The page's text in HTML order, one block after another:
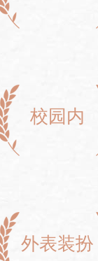
校园内
外表装扮